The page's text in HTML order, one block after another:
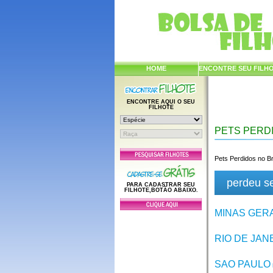
HOME ENCONTRE SEU
ENCONTRE AQUI O SEU
FILHOTE
PARA CADASTRAR SEU
FILHOTE,BOTÃO ABAIXO.
PETS
Pets Perdidos no
perdeu
MINAS
RIO DE
SAO PAULO